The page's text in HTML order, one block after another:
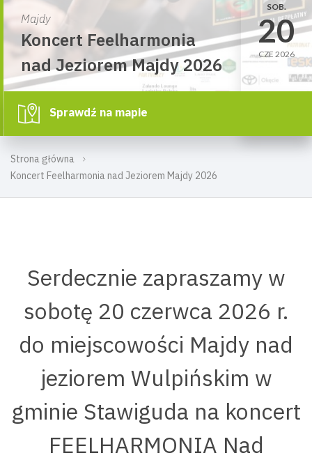
Strona główna
Koncert Feelharmonia nad Jeziorem Majdy 2026
Majdy
Koncert Feelharmonia
nad Jeziorem Majdy 2026
SOB.
20
CZE 2026
Sprawdź na mapie
Serdecznie zapraszamy w
sobotę 20 czerwca 2026 r.
do miejscowości Majdy nad
jeziorem Wulpińskim w
gminie Stawiguda na koncert
FEELHARMONIA Nad